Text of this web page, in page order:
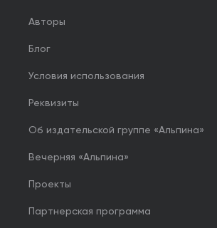
Авторы
Блог
Условия использования
Реквизиты
Об издательской группе «Альпина»
Вечерняя «Альпина»
Проекты
Партнерская программа